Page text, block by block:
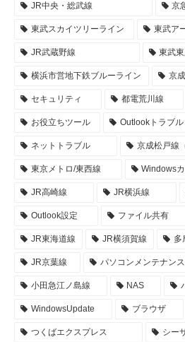
JR中央・総武線 京
東武スカイツリーライン 東武ア
JR武蔵野線 東武
横浜市営地下鉄ブルーライン 京
セキュリティ 都電荒川線
お役立ちツール Outlookトラブル
ネットトラブル 京成松戸線
東京メトロ/東西線 Windows
JR高崎線 JR横浜線
Outlook設定 ファイル共有
JR東海道線 JR横須賀線 多
JR京葉線 パソコンメンテナンス
小田急江ノ島線 NAS
WindowsUpdate ブラウザ
つくばエクスプレス シー